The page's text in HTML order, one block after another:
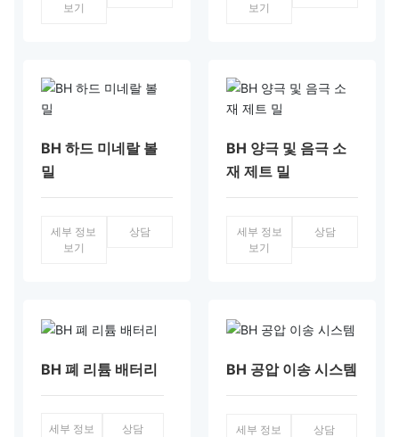
보기
보기
BH 하드 미네랄 볼
밀
세부 정보
보기
상담
BH 양극 및 음극 소
재 제트 밀
세부 정보
보기
상담
BH 폐 리튬 배터리
세부 정보
상담
BH 공압 이송 시스템
세부 정보
상담